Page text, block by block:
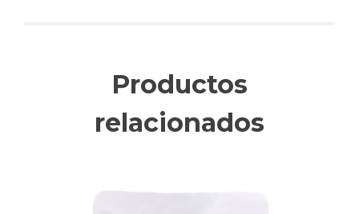
Productos
relacionados